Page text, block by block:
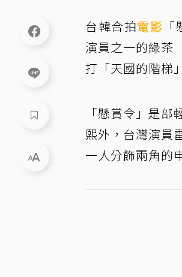
台韓合拍電影
演員之一的綠茶
打「天國的階梯
「懸賞令」是
熙外，台灣演員
一人分飾兩角的